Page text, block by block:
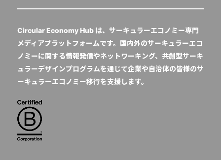
Circular Economy Hub は、サーキュラーエコノミー専門
メディアプラットフォームです。国内外のサーキュラーエコ
ノミーに関する情報発信やネットワーキング、共創型サーキ
ュラーデザインプログラムを通じて企業や自治体の皆様のサ
ーキュラーエコノミー移行を支援します。